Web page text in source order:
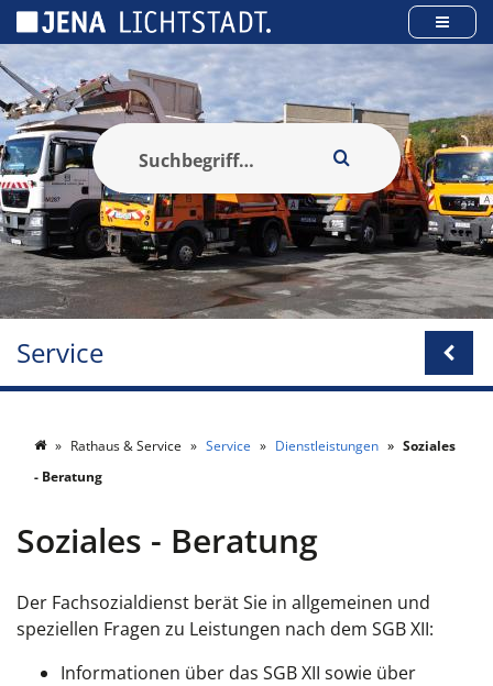
Service
Rathaus & Service Service Dienstleistungen
Soziales
- Beratung
Soziales - Beratung
Der Fachsozialdienst berät Sie in allgemeinen und
speziellen Fragen zu Leistungen nach dem SGB XII:
Informationen über das SGB XII sowie über
Cookie-Einstellungen